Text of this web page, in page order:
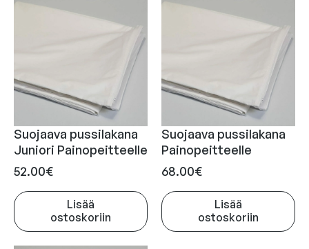
Suojaava pussilakana
Juniori Painopeitteelle
52.00€
Lisää
ostoskoriin
Suojaava pussilakana
Painopeitteelle
68.00€
Lisää
ostoskoriin